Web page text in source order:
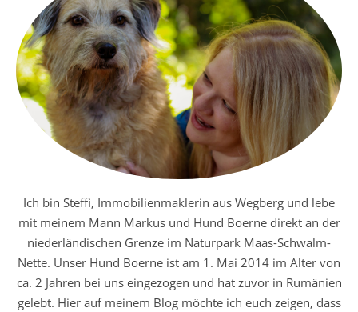
Ich bin Steffi, Immobilienmaklerin aus Wegberg und lebe
mit meinem Mann Markus und Hund Boerne direkt an der
niederländischen Grenze im Naturpark Maas-Schwalm-
Nette. Unser Hund Boerne ist am 1. Mai 2014 im Alter von
ca. 2 Jahren bei uns eingezogen und hat zuvor in Rumänien
gelebt. Hier auf meinem Blog möchte ich euch zeigen, dass